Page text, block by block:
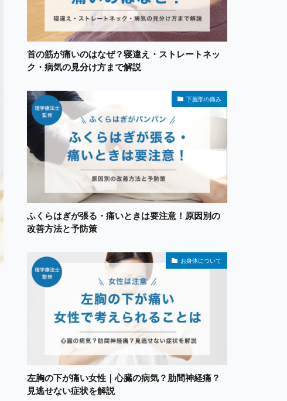
首の筋が痛いのはなぜ？寝違え・ストレートネッ
ク・病気の見分け方まで解説
下腿部の痛み
ふくらはぎが張る・痛いときは要注意！原因別の
改善方法と予防策
お身体について
左胸の下が痛い女性｜心臓の病気？肋間神経痛？
見逃せない症状を解説